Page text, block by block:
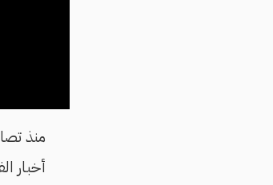
منذ
أخبار